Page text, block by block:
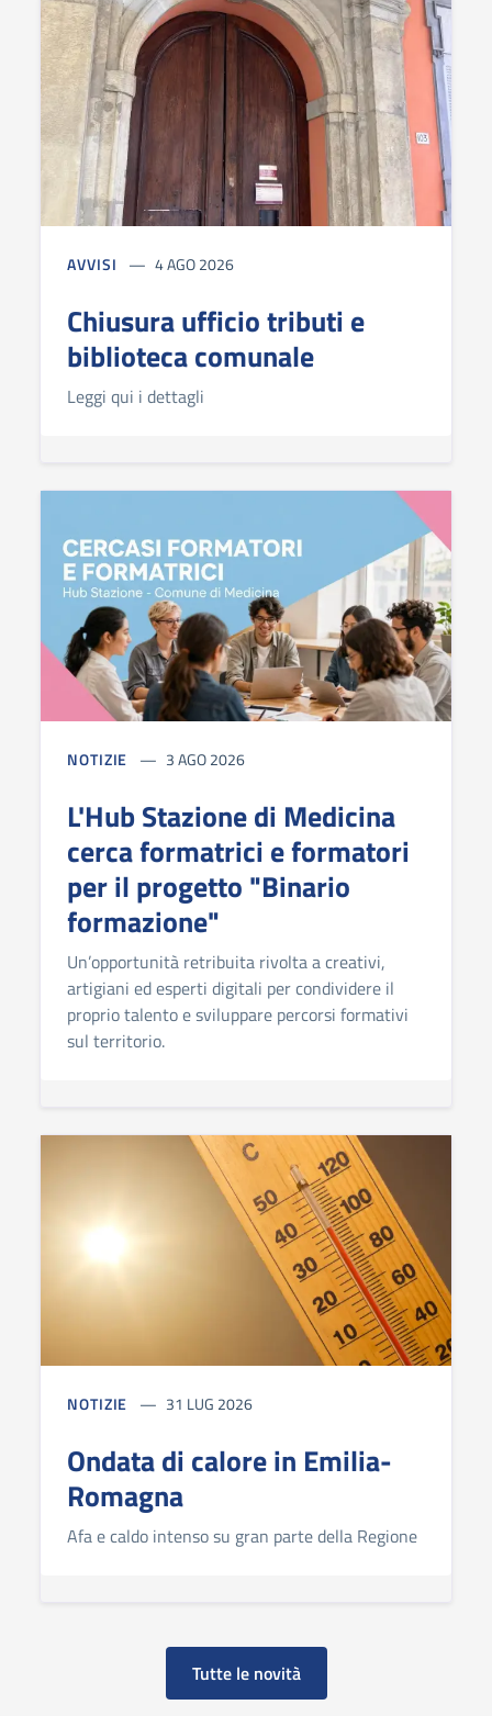
AVVISI 4 AGO 2026
Chiusura ufficio tributi e
biblioteca comunale
Leggi qui i dettagli
NOTIZIE 3 AGO 2026
L'Hub Stazione di Medicina
cerca formatrici e formatori
per il progetto "Binario
formazione"
Un’opportunità retribuita rivolta a creativi,
artigiani ed esperti digitali per condividere il
proprio talento e sviluppare percorsi formativi
sul territorio.
NOTIZIE 31 LUG 2026
Ondata di calore in Emilia-
Romagna
Afa e caldo intenso su gran parte della Regione
Tutte le novità